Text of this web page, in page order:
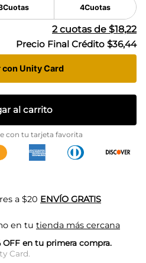
Cuotas 4Cuotas
2cuotas de $18,22
Precio Final Crédito $36,44
con Unity Card
al carrito
con tu tarjeta favorita
a $20 ENVÍO GRATIS
en tu tienda más cercana
OFF en tu primera compra.
Card.